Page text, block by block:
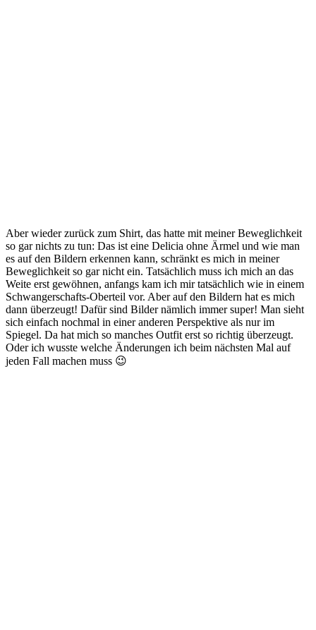
Aber wieder zurück zum Shirt, das hatte mit meiner Beweglichkeit
so gar nichts zu tun: Das ist eine Delicia ohne Ärmel und wie man
es auf den Bildern erkennen kann, schränkt es mich in meiner
Beweglichkeit so gar nicht ein. Tatsächlich muss ich mich an das
Weite erst gewöhnen, anfangs kam ich mir tatsächlich wie in einem
Schwangerschafts-Oberteil vor. Aber auf den Bildern hat es mich
dann überzeugt! Dafür sind Bilder nämlich immer super! Man sieht
sich einfach nochmal in einer anderen Perspektive als nur im
Spiegel. Da hat mich so manches Outfit erst so richtig überzeugt.
Oder ich wusste welche Änderungen ich beim nächsten Mal auf
jeden Fall machen muss 😉